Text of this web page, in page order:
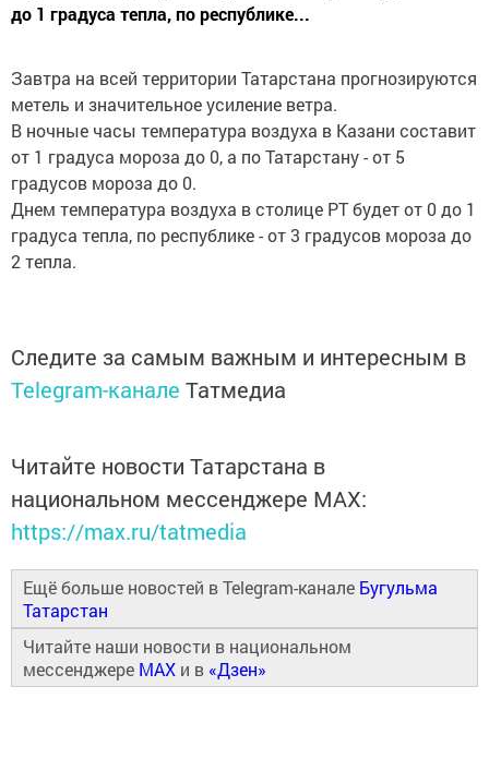
до 1 градуса тепла, по республике...
Завтра на всей территории Татарстана прогнозируются
метель и значительное усиление ветра.
В ночные часы температура воздуха в Казани составит
от 1 градуса мороза до 0, а по Татарстану - от 5
градусов мороза до 0.
Днем температура воздуха в столице РТ будет от 0 до 1
градуса тепла, по республике - от 3 градусов мороза до
2 тепла.
Следите за самым важным и интересным в
Telegram-канале Татмедиа
Читайте новости Татарстана в
национальном мессенджере MАХ:
https://max.ru/tatmedia
Ещё больше новостей в Telegram-канале Бугульма
Татарстан
Читайте наши новости в национальном
мессенджере MAX и в «Дзен»